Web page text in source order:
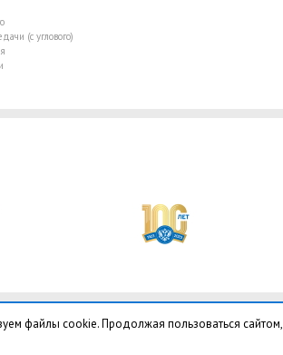
(с углового)
файлы cookie. Продолжая пользоваться